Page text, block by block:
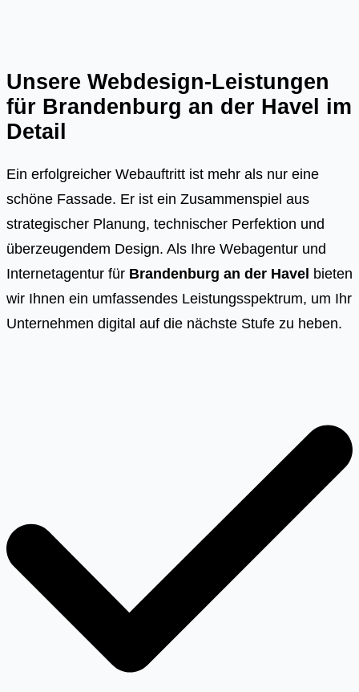
Unsere Webdesign-Leistungen
für Brandenburg an der Havel im
Detail
Ein erfolgreicher Webauftritt ist mehr als nur eine
schöne Fassade. Er ist ein Zusammenspiel aus
strategischer Planung, technischer Perfektion und
überzeugendem Design. Als Ihre Webagentur und
Internetagentur für Brandenburg an der Havel bieten
wir Ihnen ein umfassendes Leistungsspektrum, um Ihr
Unternehmen digital auf die nächste Stufe zu heben.